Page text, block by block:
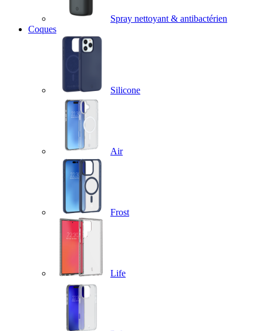
Spray nettoyant & antibactérien
Coques
Silicone
Air
Frost
Life